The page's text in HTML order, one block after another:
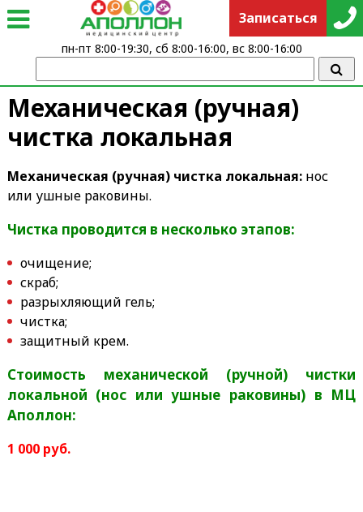
Механическая (ручная)
чистка локальная
Механическая (ручная) чистка локальная:нос
или ушные раковины.
Чистка проводится в несколько этапов:
очищение;
скраб;
разрыхляющий гель;
чистка;
защитный крем.
Стоимость механической (ручной) чистки
локальной (нос или ушные раковины) в МЦ
Аполлон:
1 000 руб.
Записаться
пн-пт 8:00-19:30, сб 8:00-16:00, вс 8:00-16:00